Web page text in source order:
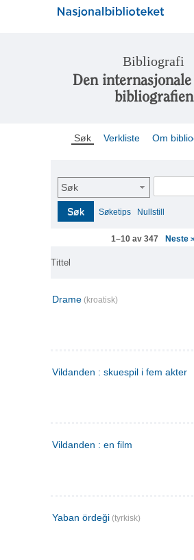
Bibliografi
Den
bibliografien
Søk Verkliste Om
Søk
Søk Søketips Nullstill
1–10 av 347 Neste
Tittel
Drame (kroatisk)
Vildanden : skuespil i fem akter
Vildanden : en film
Yaban ördeği (tyrkisk)